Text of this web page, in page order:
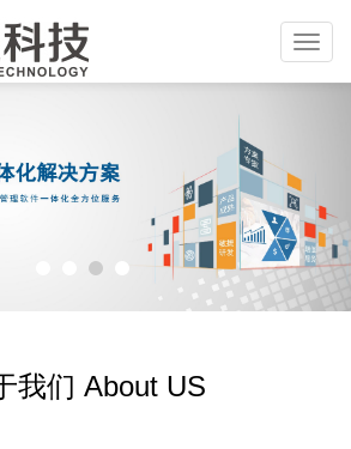
我们 About US